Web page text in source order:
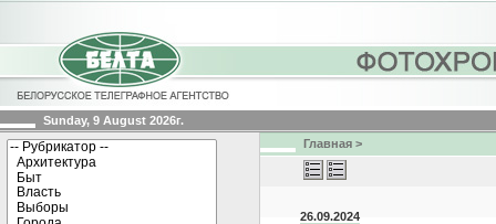
Sunday, 9 August 2026г.
Главная >
26.09.2024